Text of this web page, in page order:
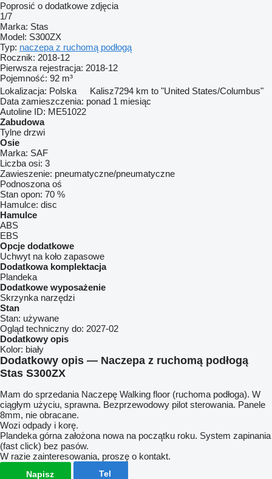
Poprosić o dodatkowe zdjęcia
1/7
Marka: Stas
Model: S300ZX
Typ: naczepa z ruchomą podłogą
Rocznik: 2018-12
Pierwsza rejestracja: 2018-12
Pojemność: 92 m³
Lokalizacja: Polska Kalisz7294 km to "United States/Columbus"
Data zamieszczenia: ponad 1 miesiąc
Autoline ID: ME51022
Zabudowa
Tylne drzwi
Osie
Marka: SAF
Liczba osi: 3
Zawieszenie: pneumatyczne/pneumatyczne
Podnoszona oś
Stan opon: 70 %
Hamulce: disc
Hamulce
ABS
EBS
Opcje dodatkowe
Uchwyt na koło zapasowe
Dodatkowa komplektacja
Plandeka
Dodatkowe wyposażenie
Skrzynka narzędzi
Stan
Stan: używane
Ogląd techniczny do: 2027-02
Dodatkowy opis
Kolor: biały
Dodatkowy opis — Naczepa z ruchomą podłogą
Stas S300ZX
Mam do sprzedania Naczepę Walking floor (ruchoma podłoga). W
ciągłym użyciu, sprawna. Bezprzewodowy pilot sterowania. Panele
8mm, nie obracane.
Wozi odpady i korę.
Plandeka górna założona nowa na początku roku. System zapinania
(fast click) bez pasów.
W razie zainteresowania, proszę o kontakt.
Napisz Tel